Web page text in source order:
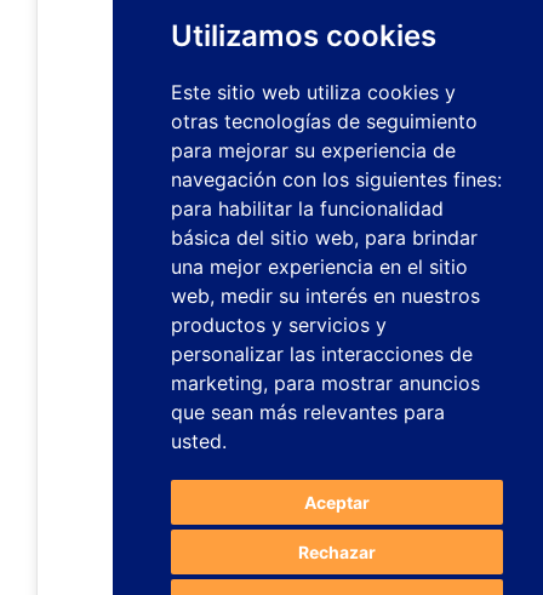
Utilizamos cookies
Este sitio web utiliza cookies y
otras tecnologías de seguimiento
para mejorar su experiencia de
navegación con los siguientes fines:
para habilitar la funcionalidad
básica del sitio web, para brindar
una mejor experiencia en el sitio
web, medir su interés en nuestros
productos y servicios y
personalizar las interacciones de
marketing, para mostrar anuncios
que sean más relevantes para
usted.
Aceptar
Rechazar